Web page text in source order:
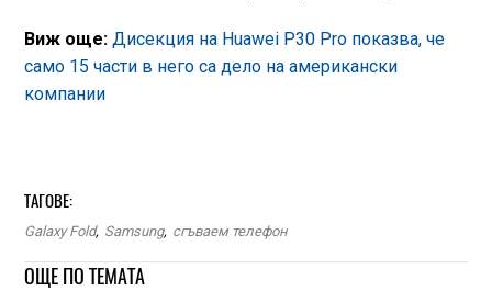
Виж още: Дисекция на Huawei P30 Pro показва, че
само 15 части в него са дело на американски
компании
ТАГОВЕ:
Galaxy Fold, Samsung, сгъваем телефон
ОЩЕ ПО ТЕМАТА